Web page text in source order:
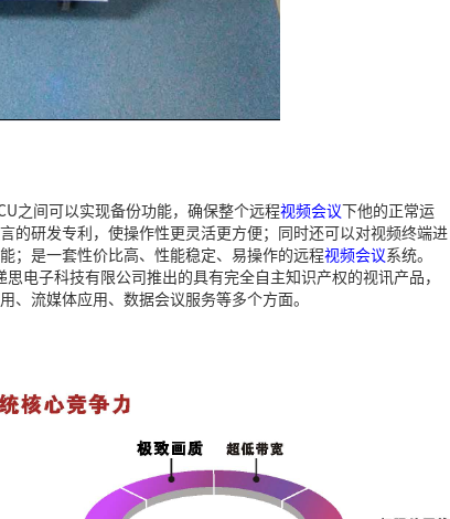
之间可以实现备份功能，确保整个远程视频会议下他的正常运
的研发专利，使操作性更灵活更方便；同时还可以对视频终端进
；是一套性价比高、性能稳定、易操作的远程视频会议系统。
思电子科技有限公司推出的具有完全自主知识产权的视讯产品，
、流媒体应用、数据会议服务等多个方面。